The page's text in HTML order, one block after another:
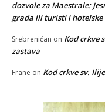
dozvole za Maestrale:
grada ili turisti i hotelske
Srebrenićan on Kod crkve
zastava
Frane on Kod crkve sv.